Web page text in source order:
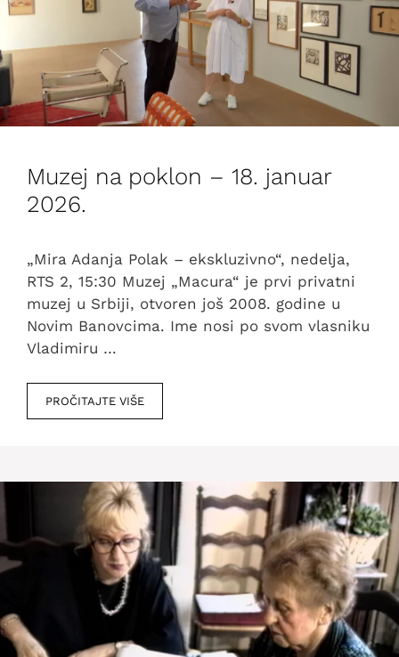
Muzej na poklon – 18. januar
2026.
„Mira Adanja Polak – ekskluzivno“, nedelja,
RTS 2, 15:30 Muzej „Macura“ je prvi privatni
muzej u Srbiji, otvoren još 2008. godine u
Novim Banovcima. Ime nosi po svom vlasniku
Vladimiru …
PROČITAJTE VIŠE